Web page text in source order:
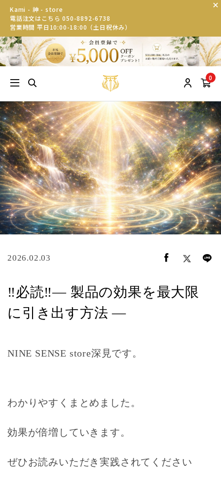
Kami - 神 - store
電話注文はこちら 050-8892-6738
営業時間 平日10:00-18:00（土日祝休み）
0
2026.02.03
‼️必読‼️― 製品の効果を最大限
に引き出す方法 ―
NINE SENSE store深見です。
わかりやすくまとめました。
効果が倍増していきます。
ぜひお読みいただき実践されてください